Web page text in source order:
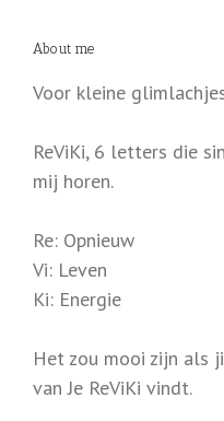
About me
Voor kleine
ReViKi, 6 letters die
mij horen.
Re: Opnieuw
Vi: Leven
Ki: Energie
Het zou mooi zijn als
van Je ReViKi vindt.